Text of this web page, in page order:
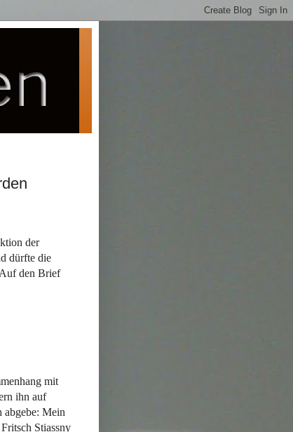
der
dürfte die
den Brief
mit
ihn auf
abgebe: Mein
Stiassny